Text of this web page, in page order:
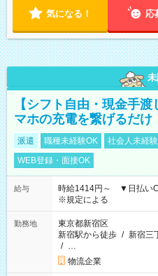
気になる！ 応
【シフト自由・現金手
マホの充電を繋げるだけ
派遣 職種未経験OK 社会人未経
WEB登録・面接OK
給与
時給1414円～ ▼日払い
※規定による
勤務地
東京都新宿区
新宿駅から徒歩 / 新宿三
/ …
物流企業